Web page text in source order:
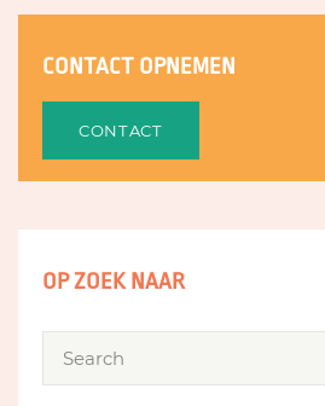
CONTACT OPNEMEN
CONTACT
OP ZOEK NAAR